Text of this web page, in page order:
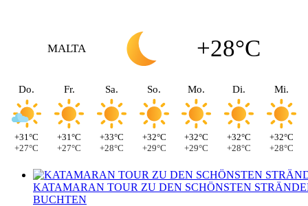
MALTA +28°C
Do.
+31°C
+27°C
Fr.
+31°C
+27°C
Sa.
+33°C
+28°C
So.
+32°C
+29°C
Mo.
+32°C
+29°C
Di.
+32°C
+28°C
Mi.
+32°C
+28°C
KATAMARAN TOUR ZU DEN SCHÖNSTEN
BUCHTEN